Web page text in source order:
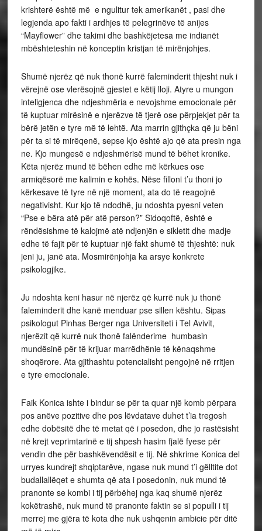
krishterë është më e ngulitur tek amerikanët , pasi dhe
legjenda apo fakti i ardhjes të pelegrinëve të anijes
“Mayflower” dhe takimi dhe bashkëjetesa me indianët
mbështeteshin në konceptin kristjan të mirënjohjes.
Shumë njerëz që nuk thonë kurrë faleminderit thjesht nuk i
vërejnë ose vlerësojnë gjestet e këtij lloji. Atyre u mungon
inteligjenca dhe ndjeshmëria e nevojshme emocionale për
të kuptuar mirësinë e njerëzve të tjerë ose përpjekjet për ta
bërë jetën e tyre më të lehtë. Ata marrin gjithçka që ju bëni
për ta si të mirëqenë, sepse kjo është ajo që ata presin nga
ne. Kjo mungesë e ndjeshmërisë mund të bëhet kronike.
Këta njerëz mund të bëhen edhe më kërkues ose
armiqësorë me kalimin e kohës. Nëse filloni t’u thoni jo
kërkesave të tyre në një moment, ata do të reagojnë
negativisht. Kur kjo të ndodhë, ju ndoshta pyesni veten
“Pse e bëra atë për atë person?” Sidoqoftë, është e
rëndësishme të kalojmë atë ndjenjën e sikletit dhe madje
edhe të fajit për të kuptuar një fakt shumë të thjeshtë: nuk
jeni ju, janë ata. Mosmirënjohja ka arsye konkrete
psikologjike.
Ju ndoshta keni hasur në njerëz që kurrë nuk ju thonë
faleminderit dhe kanë menduar pse sillen kështu. Sipas
psikologut Pinhas Berger nga Universiteti i Tel Avivit,
njerëzit që kurrë nuk thonë falënderime humbasin
mundësinë për të krijuar marrëdhënie të kënaqshme
shoqërore. Ata gjithashtu potencialisht pengojnë në rritjen
e tyre emocionale.
Faik Konica ishte i bindur se për ta quar një komb përpara
pos anëve pozitive dhe pos lëvdatave duhet t’ia tregosh
edhe dobësitë dhe të metat që i posedon, dhe jo rastësisht
në krejt veprimtarinë e tij shpesh hasim fjalë fyese për
vendin dhe për bashkëvendësit e tij. Në shkrime Konica del
urryes kundrejt shqiptarëve, ngase nuk mund t’i gëlltite dot
budallallëqet e shumta që ata i posedonin, nuk mund të
pranonte se kombi i tij përbëhej nga kaq shumë njerëz
kokëtrashë, nuk mund të pranonte faktin se si populli i tij
merrej me gjëra të kota dhe nuk ushqenin ambicie për ditë